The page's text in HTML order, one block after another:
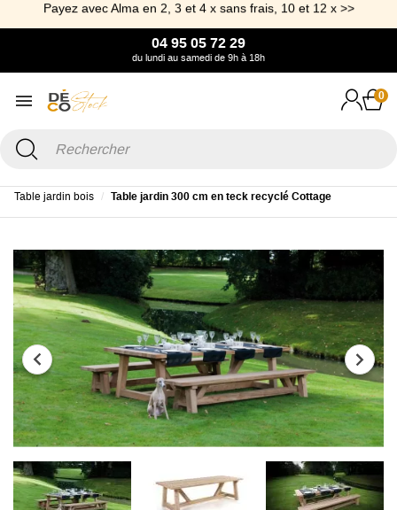
Payez avec Alma en 2, 3 et 4 x sans frais, 10 et 12 x >>
04 95 05 72 29
du lundi au samedi de 9h à 18h
0
Table jardin bois
Table jardin 300 cm en teck recyclé Cottage